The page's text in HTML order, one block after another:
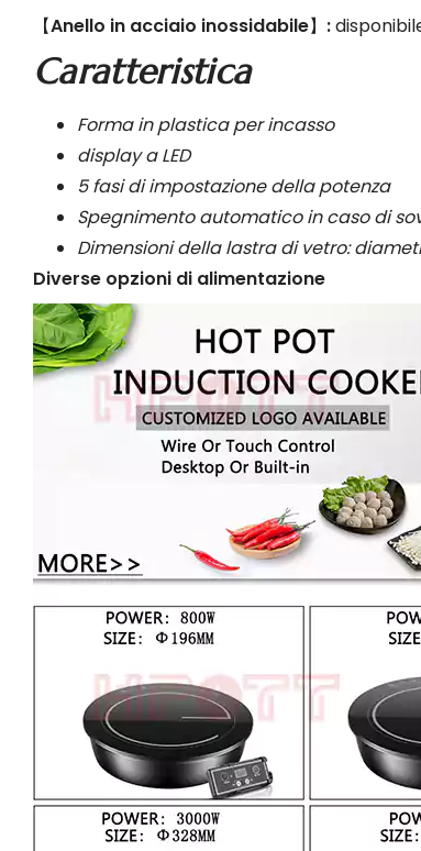
【Anello in acciaio inossidabile】 :
Caratteristica
Forma in plastica per incasso
display a LED
5 fasi di impostazione della potenza
Spegnimento automatico in caso di
Dimensioni della lastra di vetro:
Diverse opzioni di alimentazione